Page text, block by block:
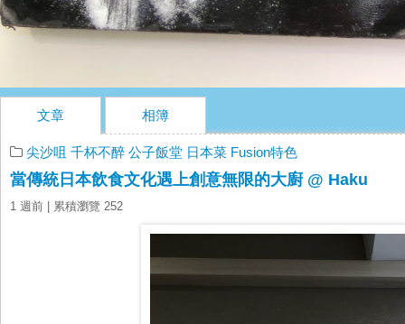
文章 相簿
尖沙咀 千杯不醉 公子飯堂 日本菜 Fusion特色
當傳統日本飲食文化遇上創意無限的大廚 @ Haku
1 週前 | 累積瀏覽 252